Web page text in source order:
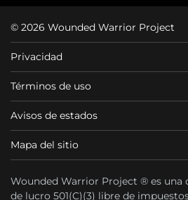
© 2026 Wounded Warrior Project
Privacidad
Términos de uso
Avisos de estados
Mapa del sitio
Wounded Warrior Project ® es una
de lucro 501(C)(3) libre de